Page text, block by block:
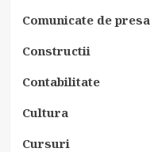
Comunicate de presa
Constructii
Contabilitate
Cultura
Cursuri